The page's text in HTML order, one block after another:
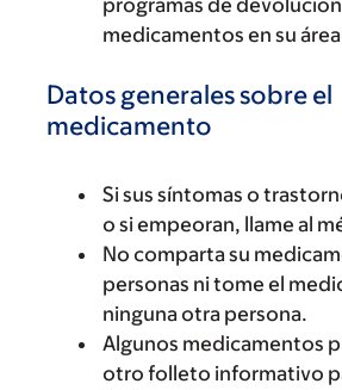
programas de
medicamentos en su
Datos generales sobre el
medicamento
Si sus síntomas o
o si empeoran, llame al
No comparta su
personas ni tome el
ninguna otra persona.
Algunos medicamentos
otro folleto informativo